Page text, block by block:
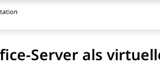
Server als